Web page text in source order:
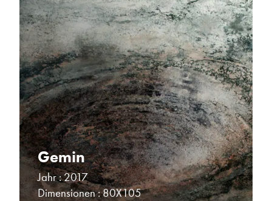
Gemin
Jahr : 2017
Dimensionen : 80X105